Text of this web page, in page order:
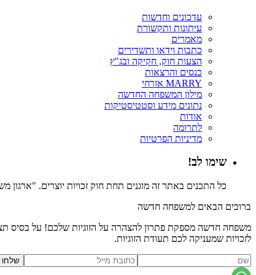
עדכונים וחדשות
עיתונות ותקשורת
מאמרים
כתבות וידאו ותשדירים
הצעות חוק, חקיקה ובג"ץ
כנסים והרצאות
MARRY אזרחי
מילון המשפחה החדשה
נתונים מידע וסטטיסטיקות
אודות
לתרומה
מדיניות הפרטיות
שימו לב!
כל התכנים באתר זה מוגנים תחת חוק זכויות יוצרים.
ברוכים הבאים למשפחה חדשה
משפחה חדשה מספקת פתרון להצהרה על הזוגיות שלכם! על בסיס
לזכויות שמעניקה לכם תעודת הזוגיות.